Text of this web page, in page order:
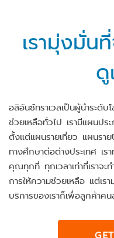
เรามุ่งมั่น
อลิอันซ์ทราเวลเป็นผู้นำระดับ
ช่วยเหลือทั่วไป เรามีแผนป
ตั้งแต่แผนรายเที่ยว แผนรา
ทางศึกษาต่อต่างประเทศ เร
คุณทุกที่ ทุกเวลาเท่าที่เราจะ
การให้ความช่วยเหลือ แต่เร
บริการของเราก็เพื่อลูกค้าค